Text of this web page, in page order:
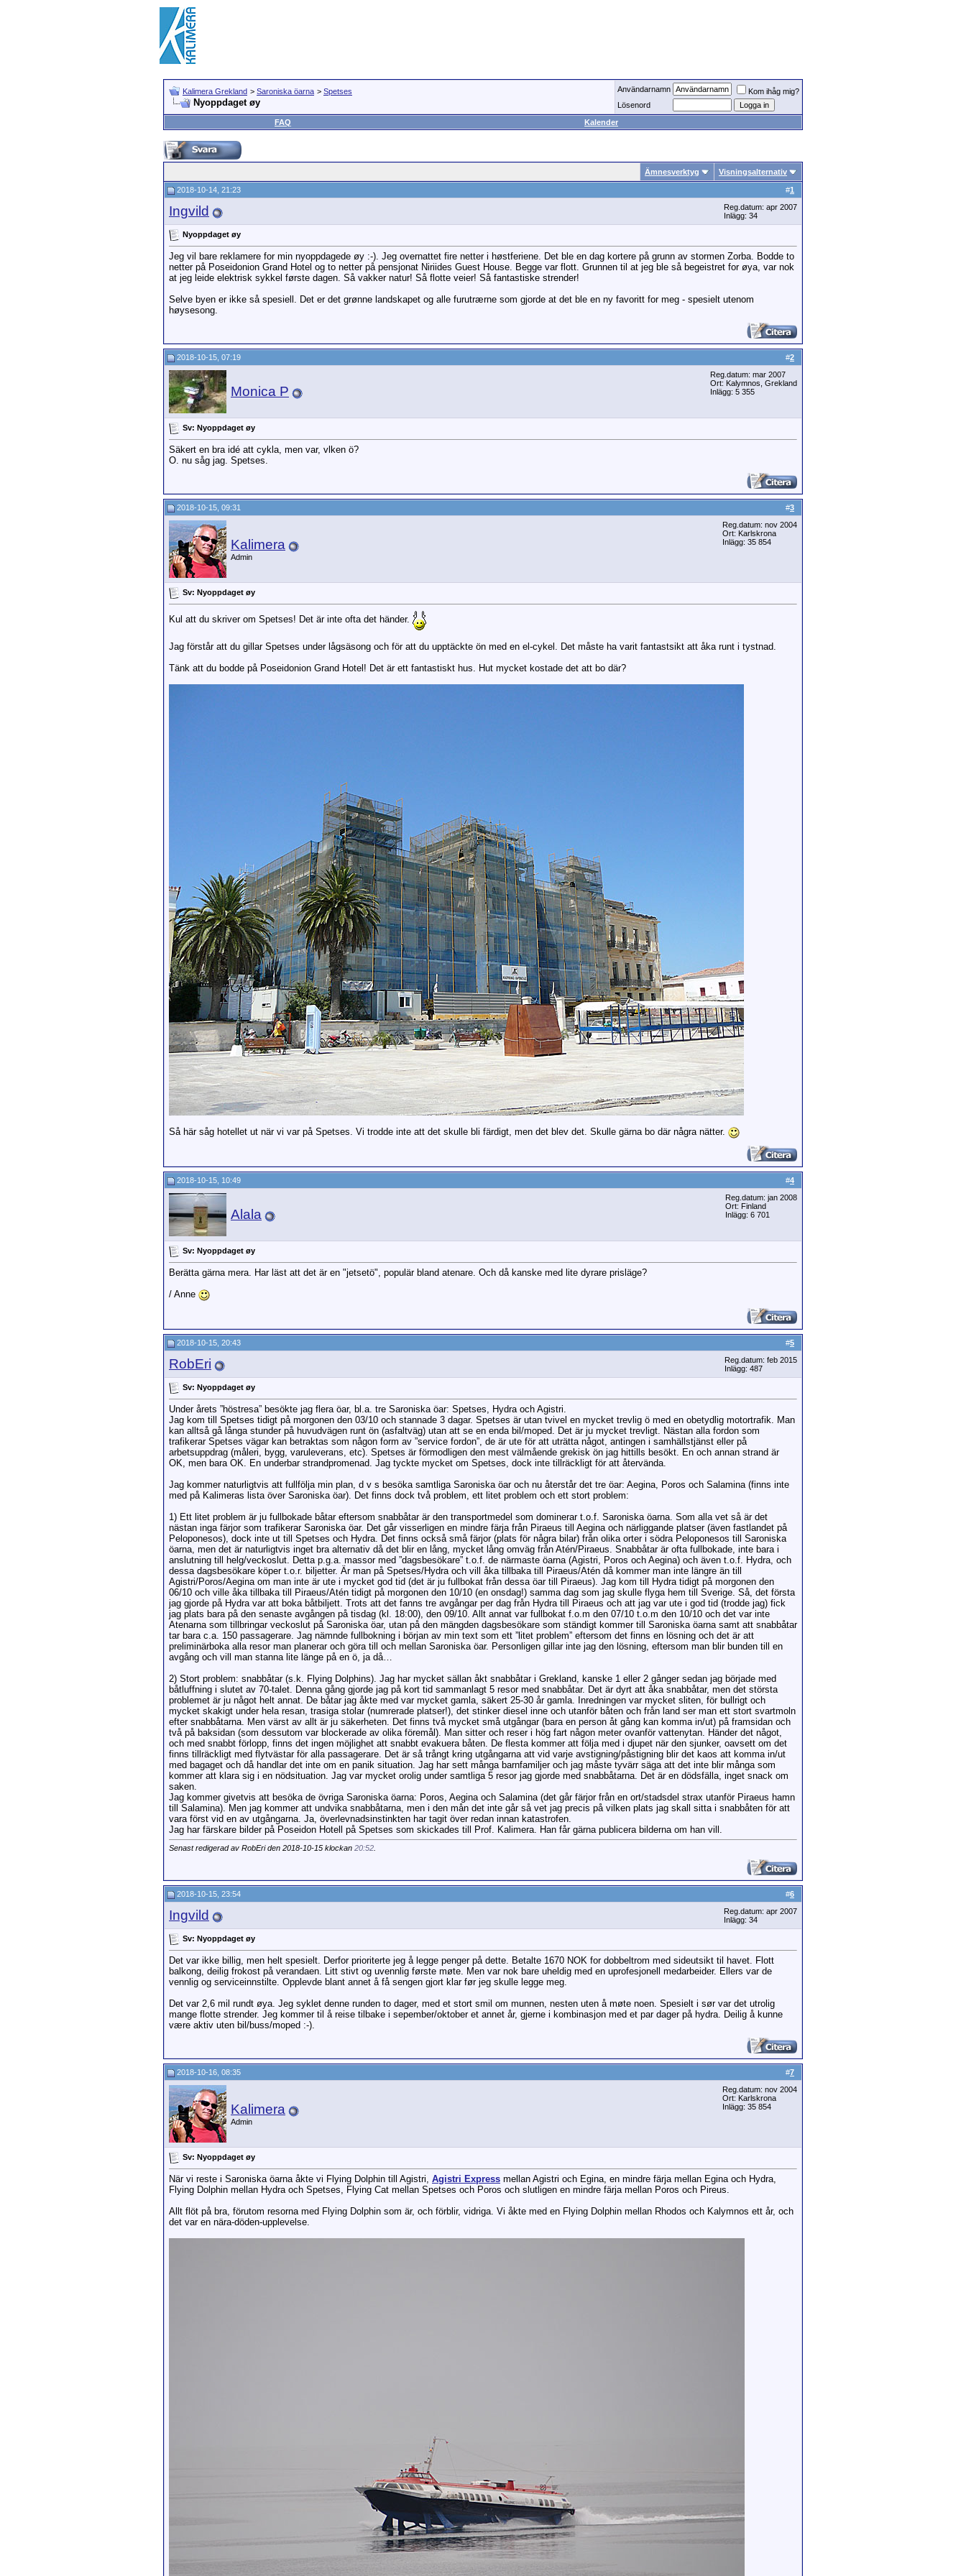
Kalimera Grekland > Saroniska öarna > Spetses
Nyoppdaget øy
Användarnamn
Kom ihåg mig?
Lösenord
FAQ
Kalender
Ämnesverktyg Visningsalternativ
#1
2018-10-14, 21:23
Ingvild
Reg.datum: apr 2007
Inlägg: 34
Nyoppdaget øy
Jeg vil bare reklamere for min nyoppdagede øy :-). Jeg overnattet fire netter i høstferiene. Det ble en dag kortere på grunn av stormen Zorba. Bodde to
netter på Poseidonion Grand Hotel og to netter på pensjonat Niriides Guest House. Begge var flott. Grunnen til at jeg ble så begeistret for øya, var nok
at jeg leide elektrisk sykkel første dagen. Så vakker natur! Så flotte veier! Så fantastiske strender!
Selve byen er ikke så spesiell. Det er det grønne landskapet og alle furutrærne som gjorde at det ble en ny favoritt for meg - spesielt utenom
høysesong.
#2
2018-10-15, 07:19
Monica P
Reg.datum: mar 2007
Ort: Kalymnos, Grekland
Inlägg: 5 355
Sv: Nyoppdaget øy
Säkert en bra idé att cykla, men var, vlken ö?
O. nu såg jag. Spetses.
#3
2018-10-15, 09:31
Kalimera
Admin
Reg.datum: nov 2004
Ort: Karlskrona
Inlägg: 35 854
Sv: Nyoppdaget øy
Kul att du skriver om Spetses! Det är inte ofta det händer.
Jag förstår att du gillar Spetses under lågsäsong och för att du upptäckte ön med en el-cykel. Det måste ha varit fantastsikt att åka runt i tystnad.
Tänk att du bodde på Poseidonion Grand Hotel! Det är ett fantastiskt hus. Hut mycket kostade det att bo där?
Så här såg hotellet ut när vi var på Spetses. Vi trodde inte att det skulle bli färdigt, men det blev det. Skulle gärna bo där några nätter.
#4
2018-10-15, 10:49
Alala
Reg.datum: jan 2008
Ort: Finland
Inlägg: 6 701
Sv: Nyoppdaget øy
Berätta gärna mera. Har läst att det är en "jetsetö", populär bland atenare. Och då kanske med lite dyrare prisläge?
/ Anne
#5
2018-10-15, 20:43
RobEri
Reg.datum: feb 2015
Inlägg: 487
Sv: Nyoppdaget øy
Under årets ”höstresa” besökte jag flera öar, bl.a. tre Saroniska öar: Spetses, Hydra och Agistri.
Jag kom till Spetses tidigt på morgonen den 03/10 och stannade 3 dagar. Spetses är utan tvivel en mycket trevlig ö med en obetydlig motortrafik. Man
kan alltså gå långa stunder på huvudvägen runt ön (asfaltväg) utan att se en enda bil/moped. Det är ju mycket trevligt. Nästan alla fordon som
trafikerar Spetses vägar kan betraktas som någon form av ”service fordon”, de är ute för att uträtta något, antingen i samhällstjänst eller på
arbetsuppdrag (måleri, bygg, varuleverans, etc). Spetses är förmodligen den mest välmående grekisk ön jag hittills besökt. En och annan strand är
OK, men bara OK. En underbar strandpromenad. Jag tyckte mycket om Spetses, dock inte tillräckligt för att återvända.
Jag kommer naturligtvis att fullfölja min plan, d v s besöka samtliga Saroniska öar och nu återstår det tre öar: Aegina, Poros och Salamina (finns inte
med på Kalimeras lista över Saroniska öar). Det finns dock två problem, ett litet problem och ett stort problem:
1) Ett litet problem är ju fullbokade båtar eftersom snabbåtar är den transportmedel som dominerar t.o.f. Saroniska öarna. Som alla vet så är det
nästan inga färjor som trafikerar Saroniska öar. Det går visserligen en mindre färja från Piraeus till Aegina och närliggande platser (även fastlandet på
Peloponesos), dock inte ut till Spetses och Hydra. Det finns också små färjor (plats för några bilar) från olika orter i södra Peloponesos till Saroniska
öarna, men det är naturligtvis inget bra alternativ då det blir en lång, mycket lång omväg från Atén/Piraeus. Snabbåtar är ofta fullbokade, inte bara i
anslutning till helg/veckoslut. Detta p.g.a. massor med ”dagsbesökare” t.o.f. de närmaste öarna (Agistri, Poros och Aegina) och även t.o.f. Hydra, och
dessa dagsbesökare köper t.o.r. biljetter. Är man på Spetses/Hydra och vill åka tillbaka till Piraeus/Atén då kommer man inte längre än till
Agistri/Poros/Aegina om man inte är ute i mycket god tid (det är ju fullbokat från dessa öar till Piraeus). Jag kom till Hydra tidigt på morgonen den
06/10 och ville åka tillbaka till Piraeus/Atén tidigt på morgonen den 10/10 (en onsdag!) samma dag som jag skulle flyga hem till Sverige. Så, det första
jag gjorde på Hydra var att boka båtbiljett. Trots att det fanns tre avgångar per dag från Hydra till Piraeus och att jag var ute i god tid (trodde jag) fick
jag plats bara på den senaste avgången på tisdag (kl. 18:00), den 09/10. Allt annat var fullbokat f.o.m den 07/10 t.o.m den 10/10 och det var inte
Atenarna som tillbringar veckoslut på Saroniska öar, utan på den mängden dagsbesökare som ständigt kommer till Saroniska öarna samt att snabbåtar
tar bara c.a. 150 passagerare. Jag nämnde fullbokning i början av min text som ett ”litet problem” eftersom det finns en lösning och det är att
preliminärboka alla resor man planerar och göra till och mellan Saroniska öar. Personligen gillar inte jag den lösning, eftersom man blir bunden till en
avgång och vill man stanna lite länge på en ö, ja då…
2) Stort problem: snabbåtar (s.k. Flying Dolphins). Jag har mycket sällan åkt snabbåtar i Grekland, kanske 1 eller 2 gånger sedan jag började med
båtluffning i slutet av 70-talet. Denna gång gjorde jag på kort tid sammanlagt 5 resor med snabbåtar. Det är dyrt att åka snabbåtar, men det största
problemet är ju något helt annat. De båtar jag åkte med var mycket gamla, säkert 25-30 år gamla. Inredningen var mycket sliten, för bullrigt och
mycket skakigt under hela resan, trasiga stolar (numrerade platser!), det stinker diesel inne och utanför båten och från land ser man ett stort svartmoln
efter snabbåtarna. Men värst av allt är ju säkerheten. Det finns två mycket små utgångar (bara en person åt gång kan komma in/ut) på framsidan och
två på baksidan (som dessutom var blockerade av olika föremål). Man sitter och reser i hög fart någon meter ovanför vattenytan. Händer det något,
och med snabbt förlopp, finns det ingen möjlighet att snabbt evakuera båten. De flesta kommer att följa med i djupet när den sjunker, oavsett om det
finns tillräckligt med flytvästar för alla passagerare. Det är så trångt kring utgångarna att vid varje avstigning/påstigning blir det kaos att komma in/ut
med bagaget och då handlar det inte om en panik situation. Jag har sett många barnfamiljer och jag måste tyvärr säga att det inte blir många som
kommer att klara sig i en nödsituation. Jag var mycket orolig under samtliga 5 resor jag gjorde med snabbåtarna. Det är en dödsfälla, inget snack om
saken.
Jag kommer givetvis att besöka de övriga Saroniska öarna: Poros, Aegina och Salamina (det går färjor från en ort/stadsdel strax utanför Piraeus hamn
till Salamina). Men jag kommer att undvika snabbåtarna, men i den mån det inte går så vet jag precis på vilken plats jag skall sitta i snabbåten för att
vara först vid en av utgångarna. Ja, överlevnadsinstinkten har tagit över redan innan katastrofen.
Jag har färskare bilder på Poseidon Hotell på Spetses som skickades till Prof. Kalimera. Han får gärna publicera bilderna om han vill.
Senast redigerad av RobEri den 2018-10-15 klockan 20:52
#6
2018-10-15, 23:54
Ingvild
Reg.datum: apr 2007
Inlägg: 34
Sv: Nyoppdaget øy
Det var ikke billig, men helt spesielt. Derfor prioriterte jeg å legge penger på dette. Betalte 1670 NOK for dobbeltrom med sideutsikt til havet. Flott
balkong, deilig frokost på verandaen. Litt stivt og uvennlig første møte. Men var nok bare uheldig med en uprofesjonell medarbeider. Ellers var de
vennlig og serviceinnstilte. Opplevde blant annet å få sengen gjort klar før jeg skulle legge meg.
Det var 2,6 mil rundt øya. Jeg syklet denne runden to dager, med et stort smil om munnen, nesten uten å møte noen. Spesielt i sør var det utrolig
mange flotte strender. Jeg kommer til å reise tilbake i sepember/oktober et annet år, gjerne i kombinasjon med et par dager på hydra. Deilig å kunne
være aktiv uten bil/buss/moped :-).
#7
2018-10-16, 08:35
Kalimera
Admin
Reg.datum: nov 2004
Ort: Karlskrona
Inlägg: 35 854
Sv: Nyoppdaget øy
När vi reste i Saroniska öarna åkte vi Flying Dolphin till Agistri, Agistri Express mellan Agistri och Egina, en mindre färja mellan Egina och Hydra,
Flying Dolphin mellan Hydra och Spetses, Flying Cat mellan Spetses och Poros och slutligen en mindre färja mellan Poros och Pireus.
Allt flöt på bra, förutom resorna med Flying Dolphin som är, och förblir, vidriga. Vi åkte med en Flying Dolphin mellan Rhodos och Kalymnos ett år, och
det var en nära-döden-upplevelse.